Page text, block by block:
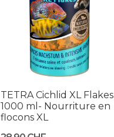
TETRA Cichlid XL Flakes
1000 ml- Nourriture en
flocons XL